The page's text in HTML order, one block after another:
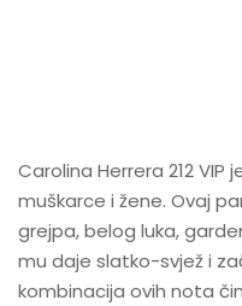
Carolina Herrera 212
muškarce i žene. Ovaj
grejpa, belog luka,
mu daje slatko-svjež i
kombinacija ovih nota